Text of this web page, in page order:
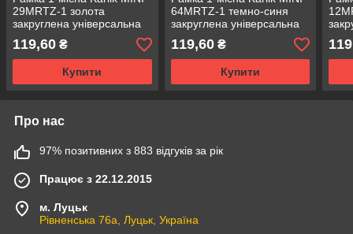
29MRTZ-1 золота
закруглена універсальна
(для розеток і вимикачів)
119,60 ₴
Купити
64MRTZ-1 темно-синя
закруглена універсальна
(для розеток і вимикачів)
119,60₴
Купити
Про нас
97% позитивних з 883 відгуків за рік
Працює з 22.12.2015
м. Луцьк
Рівненська 76а, Луцьк, Україна